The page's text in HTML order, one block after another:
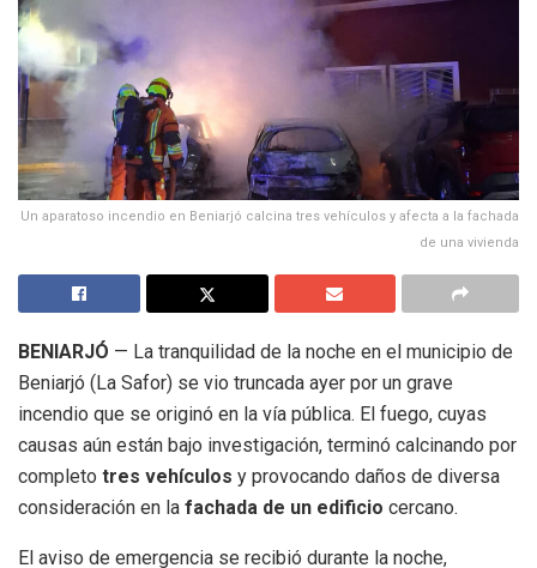
Un aparatoso incendio en Beniarjó calcina tres vehículos y afecta a la fachada
de una vivienda
BENIARJÓ — La tranquilidad de la noche en el municipio de
Beniarjó (La Safor) se vio truncada ayer por un grave
incendio que se originó en la vía pública. El fuego, cuyas
causas aún están bajo investigación, terminó calcinando por
completo tres vehículos y provocando daños de diversa
consideración en la fachada de un edificio cercano.
El aviso de emergencia se recibió durante la noche,